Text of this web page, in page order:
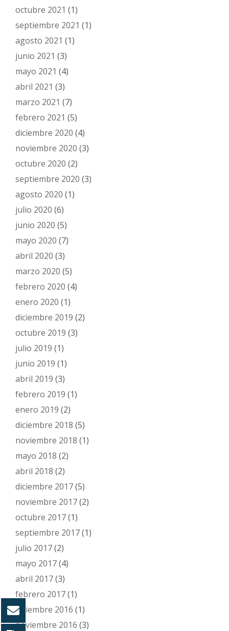
octubre 2021 (1)
septiembre 2021 (1)
agosto 2021 (1)
junio 2021 (3)
mayo 2021 (4)
abril 2021 (3)
marzo 2021 (7)
febrero 2021 (5)
diciembre 2020 (4)
noviembre 2020 (3)
octubre 2020 (2)
septiembre 2020 (3)
agosto 2020 (1)
julio 2020 (6)
junio 2020 (5)
mayo 2020 (7)
abril 2020 (3)
marzo 2020 (5)
febrero 2020 (4)
enero 2020 (1)
diciembre 2019 (2)
octubre 2019 (3)
julio 2019 (1)
junio 2019 (1)
abril 2019 (3)
febrero 2019 (1)
enero 2019 (2)
diciembre 2018 (5)
noviembre 2018 (1)
mayo 2018 (2)
abril 2018 (2)
diciembre 2017(5)
noviembre 2017(2)
octubre 2017(1)
septiembre 2017(1)
julio 2017(2)
mayo 2017(4)
abril 2017(3)
febrero 2017(1)
diciembre 2016 (1)
noviembre 2016 (3)